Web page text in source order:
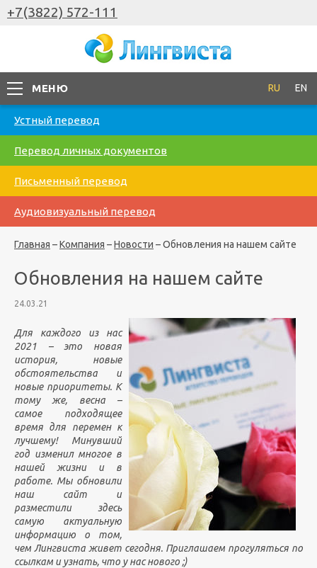
+7(3822) 572-111
МЕНЮ RU EN
Устный перевод
Перевод личных документов
Письменный перевод
Аудиовизуальный перевод
Главная –Компания –Новости –Обновления на нашем сайте
Обновления на нашем сайте
24.03.21
Для каждого из нас
2021 – это новая
история, новые
обстоятельства и
новые приоритеты. К
тому же, весна –
самое подходящее
время для перемен к
лучшему! Минувший
год изменил многое в
нашей жизни и в
работе. Мы обновили
наш сайт и
разместили здесь
самую актуальную
информацию о том,
чем Лингвиста живет сегодня. Приглашаем прогуляться по
ссылкам и узнать, что у нас нового ;)